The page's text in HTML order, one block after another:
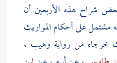
شراح هذه الأربعين أن
مشتمل على أحكام المواريث
خرجاه من رواية وهيب ،